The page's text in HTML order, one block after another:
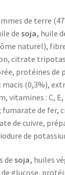
de terre
de soja, huile
naturel),
citrate
protéines de
macis (0,3%),
vitamines : C, E,
fumarate de fer,
de cuivre,
de
de soja, huiles
glucose,